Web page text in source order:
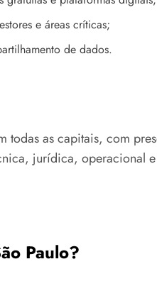
e áreas críticas;
de dados.
todas as capitais, com
jurídica, operacional
Paulo?